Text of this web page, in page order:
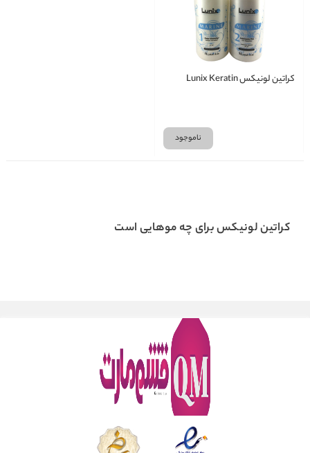
کراتین لونیکس Lunix Keratin
ناموجود
کراتین لونیکس برای چه موهایی است